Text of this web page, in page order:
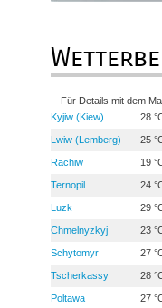
Für Details mit dem
Kyjiw (Kiew)
28
Lwiw (Lemberg) 25
Rachiw 19
Ternopil 24
Luzk 29
Chmelnyzkyj 23
Schytomyr 27
Tscherkassy 28
Poltawa 27